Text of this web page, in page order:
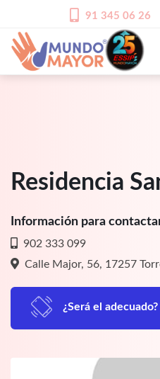
91 345 06 26
Residencia
Información para
902 333 099
Calle Major, 56, 17257
¿Será el